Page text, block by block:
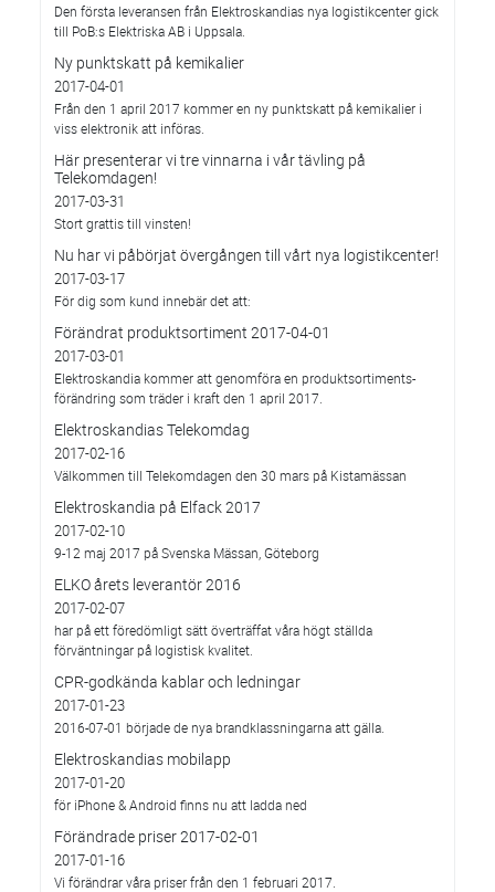
Den första leveransen från Elektroskandias nya logistikcenter gick
till PoB:s Elektriska AB i Uppsala.
Ny punktskatt på kemikalier
2017-04-01
Från den 1 april 2017 kommer en ny punktskatt på kemikalier i
viss elektronik att införas.
Här presenterar vi tre vinnarna i vår tävling på
Telekomdagen!
2017-03-31
Stort grattis till vinsten!
Nu har vi påbörjat övergången till vårt nya logistikcenter!
2017-03-17
För dig som kund innebär det att:
Förändrat produktsortiment 2017-04-01
2017-03-01
Elektroskandia kommer att genomföra en produktsortiments-
förändring som träder i kraft den 1 april 2017.
Elektroskandias Telekomdag
2017-02-16
Välkommen till Telekomdagen den 30 mars på Kistamässan
Elektroskandia på Elfack 2017
2017-02-10
9-12 maj 2017 på Svenska Mässan, Göteborg
ELKO årets leverantör 2016
2017-02-07
har på ett föredömligt sätt överträffat våra högt ställda
förväntningar på logistisk kvalitet.
CPR-godkända kablar och ledningar
2017-01-23
2016-07-01 började de nya brandklassningarna att gälla.
Elektroskandias mobilapp
2017-01-20
för iPhone & Android finns nu att ladda ned
Förändrade priser 2017-02-01
2017-01-16
Vi förändrar våra priser från den 1 februari 2017.